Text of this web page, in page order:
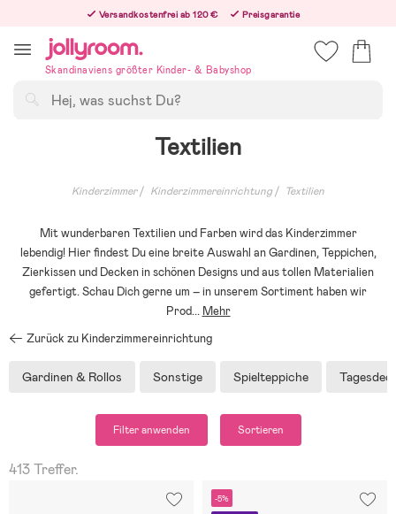
innehållet
Versandkostenfrei ab 120 €
Preisgarantie
Bestellungen, die nach 12:00 Uhr eingehen, werden am nächsten Werktag versandt!
Skandinaviens größter Kinder- & Babyshop
Textilien
Kinderzimmer Kinderzimmereinrichtung Textilien
Mit wunderbaren Textilien und Farben wird das Kinderzimmer
lebendig! Hier findest Du eine breite Auswahl an Gardinen, Teppichen,
Zierkissen und Decken in schönen Designs und aus tollen Materialien
gefertigt. Schau Dich gerne um – in unserem Sortiment haben wir
Prod... Mehr
Zurück zu Kinderzimmereinrichtung
Gardinen & Rollos Sonstige Spielteppiche
Filter anwenden Sortieren
413 Treffer.
-5%